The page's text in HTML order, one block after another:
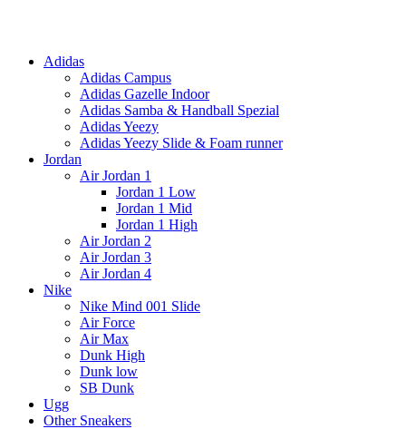
Adidas
Adidas Campus
Adidas Gazelle Indoor
Adidas Samba & Handball Spezial
Adidas Yeezy
Adidas Yeezy Slide & Foam runner
Jordan
Air Jordan 1
Jordan 1 Low
Jordan 1 Mid
Jordan 1 High
Air Jordan 2
Air Jordan 3
Air Jordan 4
Nike
Nike Mind 001 Slide
Air Force
Air Max
Dunk High
Dunk low
SB Dunk
Ugg
Other Sneakers